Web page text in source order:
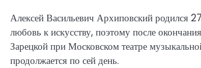
Алексей Васильевич Архиповский родился
любовь к искусству, поэтому после
Зарецкой при Московском театре
продолжается по сей день.